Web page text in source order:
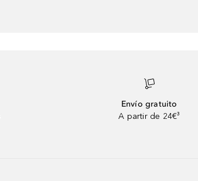
Envío gratuito
A partir de 24€³